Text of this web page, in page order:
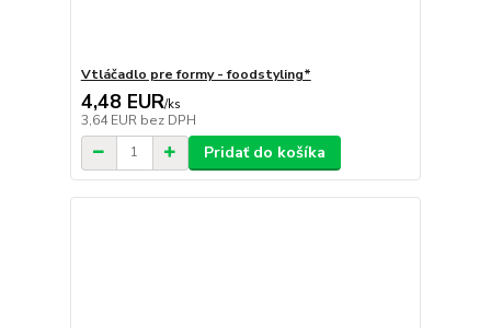
Vtláčadlo pre formy - foodstyling*
4,48 EUR/ks
3,64 EUR bez DPH
Pridať do košíka